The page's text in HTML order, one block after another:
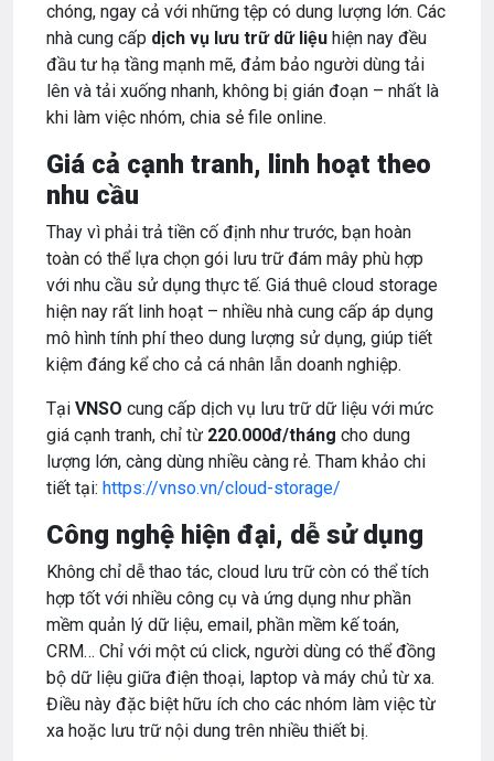
chóng, ngay cả với những tệp có dung lượng lớn. Các
nhà cung cấp dịch vụ lưu trữ dữ liệu hiện nay đều
đầu tư hạ tầng mạnh mẽ, đảm bảo người dùng tải
lên và tải xuống nhanh, không bị gián đoạn – nhất là
khi làm việc nhóm, chia sẻ file online.
Giá cả cạnh tranh, linh hoạt theo
nhu cầu
Thay vì phải trả tiền cố định như trước, bạn hoàn
toàn có thể lựa chọn gói lưu trữ đám mây phù hợp
với nhu cầu sử dụng thực tế. Giá thuê cloud storage
hiện nay rất linh hoạt – nhiều nhà cung cấp áp dụng
mô hình tính phí theo dung lượng sử dụng, giúp tiết
kiệm đáng kể cho cả cá nhân lẫn doanh nghiệp.
Tại VNSO cung cấp dịch vụ lưu trữ dữ liệu với mức
giá cạnh tranh, chỉ từ 220.000đ/tháng cho dung
lượng lớn, càng dùng nhiều càng rẻ. Tham khảo chi
tiết tại: https://vnso.vn/cloud-storage/
Công nghệ hiện đại, dễ sử dụng
Không chỉ dễ thao tác, cloud lưu trữ còn có thể tích
hợp tốt với nhiều công cụ và ứng dụng như phần
mềm quản lý dữ liệu, email, phần mềm kế toán,
CRM… Chỉ với một cú click, người dùng có thể đồng
bộ dữ liệu giữa điện thoại, laptop và máy chủ từ xa.
Điều này đặc biệt hữu ích cho các nhóm làm việc từ
xa hoặc lưu trữ nội dung trên nhiều thiết bị.